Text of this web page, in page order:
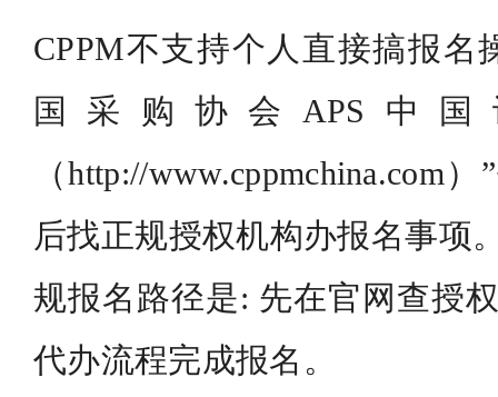
CPPM不支持个人直接搞报名
国采购协会APS中
（http://www.cppmchina.com
后找正规授权机构办报名事项
规报名路径是: 先在官网查授
代办流程完成报名。